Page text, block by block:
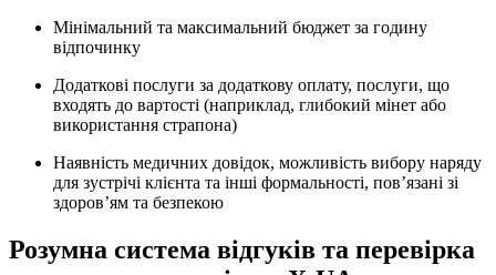
Мінімальний та максимальний бюджет за годину
відпочинку
Додаткові послуги за додаткову оплату, послуги, що
входять до вартості (наприклад, глибокий мінет або
використання страпона)
Наявність медичних довідок, можливість вибору наряду
для зустрічі клієнта та інші формальності, пов’язані зі
здоров’ям та безпекою
Розумна система відгуків та перевірка